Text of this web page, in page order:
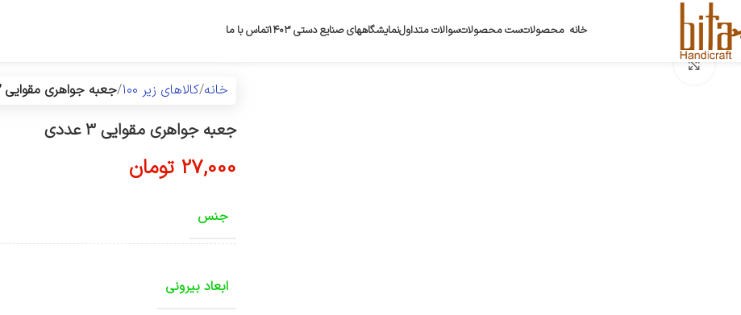
خانه محصولاتست محصولاتسوالات متداولنمایشگاههای صنایع دستی ۱۴۰۳ تماس با ما
خانه کالاهای زیر ۱۰۰ جعبه جواهری مقوایی 3 عددی
جعبه جواهری مقوایی 3 عددی
27,000 تومان
جنس
ابعاد بیرونی